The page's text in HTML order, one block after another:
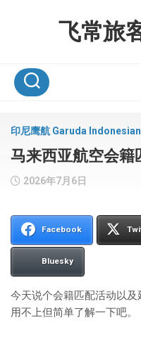
飞常旅
印尼鹰航 Garuda Indonesian
马来西亚航空会籍
2026年7月6日
Facebook
Bluesky
今天说个会籍匹配活动以
用不上但简单了解一下吧。